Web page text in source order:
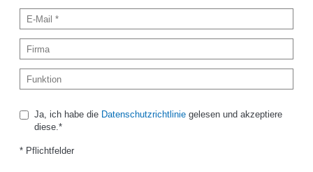
Ja, ich habe die Datenschutzrichtliniegelesen und akzeptiere
diese.*
* Pflichtfelder